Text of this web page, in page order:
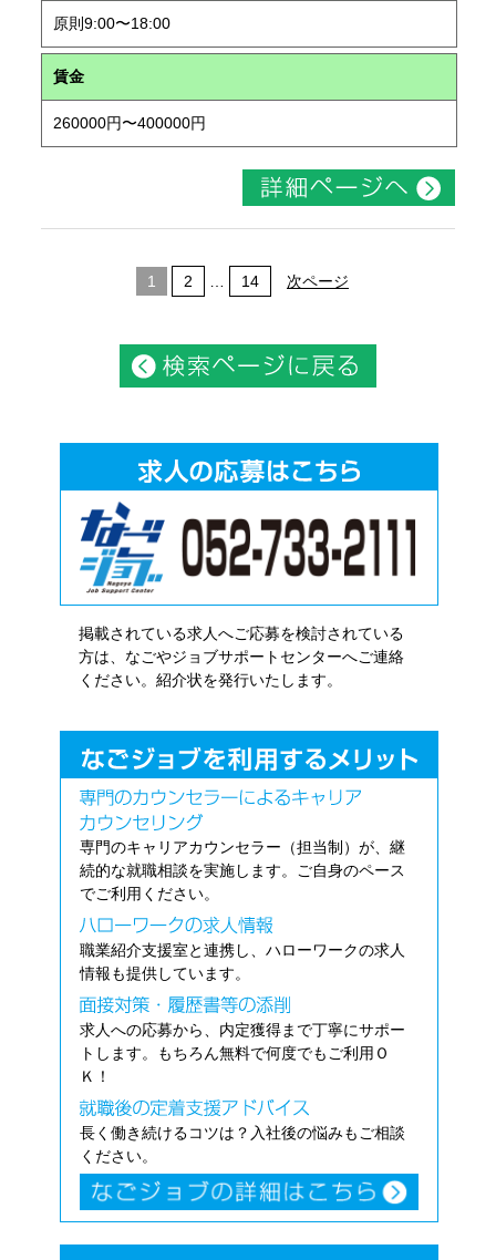
原則9:00〜18:00
賃金
260000円〜400000円
1 2 14 次ページ
掲載されている求人へご応募を検討されている
方は、なごやジョブサポートセンターへご連絡
ください。紹介状を発行いたします。
専門のキャリアカウンセラー（担当制）が、継
続的な就職相談を実施します。ご自身のペース
でご利用ください。
職業紹介支援室と連携し、ハローワークの求人
情報も提供しています。
求人への応募から、内定獲得まで丁寧にサポー
トします。もちろん無料で何度でもご利用Ｏ
Ｋ！
長く働き続けるコツは？入社後の悩みもご相談
ください。